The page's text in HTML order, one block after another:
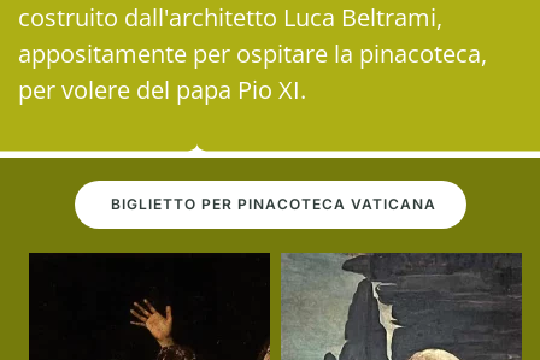
costruito dall'architetto Luca Beltrami,
appositamente per ospitare la pinacoteca,
per volere del papa Pio XI.
BIGLIETTO PER PINACOTECA VATICANA